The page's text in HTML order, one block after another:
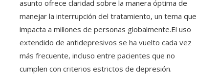
asunto ofrece claridad sobre la manera óptima de
manejar la interrupción del tratamiento, un tema que
impacta a millones de personas globalmente.El uso
extendido de antidepresivos se ha vuelto cada vez
más frecuente, incluso entre pacientes que no
cumplen con criterios estrictos de depresión.